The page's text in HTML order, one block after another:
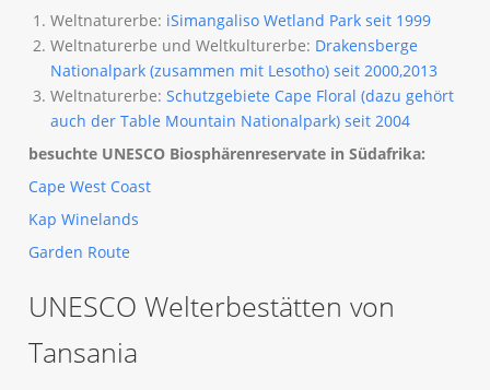
Weltnaturerbe: iSimangaliso Wetland Park seit 1999
Weltnaturerbe und Weltkulturerbe: Drakensberge
Nationalpark (zusammen mit Lesotho) seit 2000,2013
Weltnaturerbe: Schutzgebiete Cape Floral (dazu gehört
auch der Table Mountain Nationalpark) seit 2004
besuchte UNESCO Biosphärenreservate in Südafrika:
Cape West Coast
Kap Winelands
Garden Route
UNESCO Welterbestätten von
Tansania